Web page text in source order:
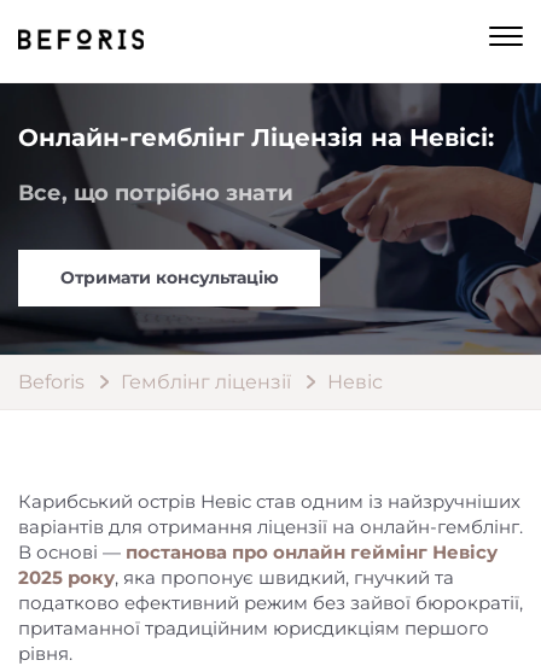
Онлайн-гемблінг Ліцензія на Невісі:
Все, що потрібно знати
Отримати консультацію
Beforis Гемблінг ліцензії Невіс
Карибський острів Невіс став одним із найзручніших
варіантів для отримання ліцензії на онлайн-гемблінг.
В основі — постанова про онлайн геймінг Невісу
2025 року, яка пропонує швидкий, гнучкий та
податково ефективний режим без зайвої бюрократії,
притаманної традиційним юрисдикціям першого
рівня.